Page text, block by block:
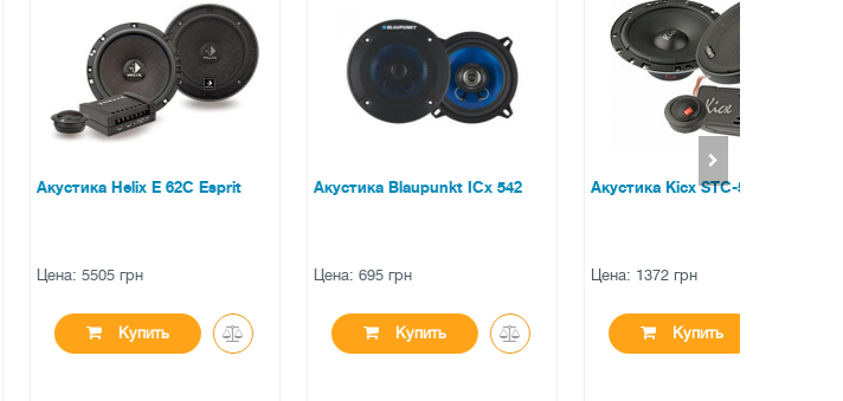
E 62C Esprit
Купить
Акустика Blaupunkt ICx 542
Купить
Акустика Kicx STC-5.2
Купить